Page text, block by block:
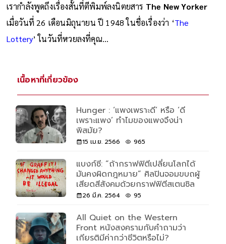
เรากำลังพูดถึงเรื่องสั้นที่ตีพิมพ์ลงนิตยสาร The New Yorker
เมื่อวันที่ 26 เดือนมิถุนายน ปี 1948 ในชื่อเรื่องว่า ‘The
Lottery’ ในวันที่หวยลงที่คุณ…
เนื้อหาที่เกี่ยวข้อง
Hunger : ‘แพงเพราะดี’ หรือ ‘ดี
เพราะแพง’ ทำไมของแพงจึงน่า
พิสมัย?
15 เม.ย. 2566 965
แบงก์ซี: “ถ้ากราฟฟิตีเปลี่ยนโลกได้
มันคงผิดกฎหมาย” ศิลปินจอมขบถผู้
เสียดสีสังคมด้วยกราฟฟิตีสเตนซิล
26 มี.ค. 2564 95
All Quiet on the Western
Front หนังสงครามกับคำถามว่า
เกียรติมีค่ากว่าชีวิตหรือไม่?